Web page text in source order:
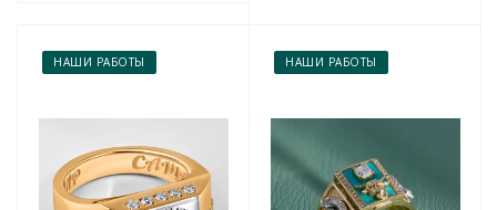
НАШИ РАБОТЫ НАШИ РАБОТЫ